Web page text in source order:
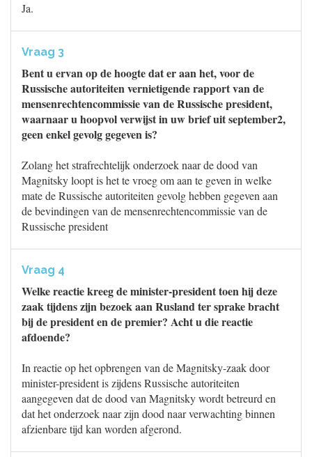
Ja.
Vraag 3
Bent u ervan op de hoogte dat er aan het, voor de
Russische autoriteiten vernietigende rapport van de
mensenrechtencommissie van de Russische president,
waarnaar u hoopvol verwijst in uw brief uit september2,
geen enkel gevolg gegeven is?
Zolang het strafrechtelijk onderzoek naar de dood van
Magnitsky loopt is het te vroeg om aan te geven in welke
mate de Russische autoriteiten gevolg hebben gegeven aan
de bevindingen van de mensenrechtencommissie van de
Russische president
Vraag 4
Welke reactie kreeg de minister-president toen hij deze
zaak tijdens zijn bezoek aan Rusland ter sprake bracht
bij de president en de premier? Acht u die reactie
afdoende?
In reactie op het opbrengen van de Magnitsky-zaak door
minister-president is zijdens Russische autoriteiten
aangegeven dat de dood van Magnitsky wordt betreurd en
dat het onderzoek naar zijn dood naar verwachting binnen
afzienbare tijd kan worden afgerond.